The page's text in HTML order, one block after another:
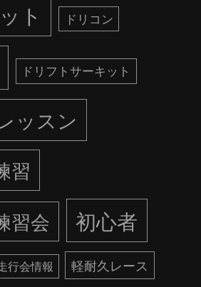
ト
ドリコン
ドリフトサーキット
ッスン
習
習会
初心者
行会情報 軽耐久レース